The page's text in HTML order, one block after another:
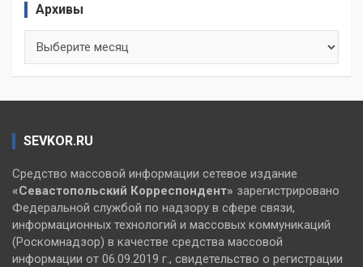
Архивы
SEVKOR.RU
Средство массовой информации сетевое издание
«Севастопольский Корреспондент» зарегистрировано
Федеральной службой по надзору в сфере связи,
информационных технологий и массовых коммуникаций
(Роскомнадзор) в качестве средства массовой
информации от 06.09.2019 г., свидетельство о регистрации